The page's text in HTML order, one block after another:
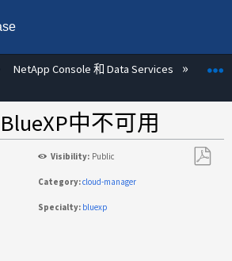
层次
NetApp Console 和 Data Services
中不可用
Visibility: Public
Category:cloud-manager
Specialty: bluexp